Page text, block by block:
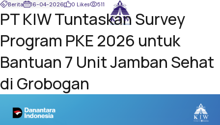
Berita 16-04-2026 0 Likes 511
PT KIW Tuntaskan Survey
Program PKE 2026 untuk
Bantuan 7 Unit Jamban Sehat
di Grobogan